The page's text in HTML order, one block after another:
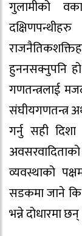
गुलामीको
हुननसक्नुपनि
गणतन्त्रलाई
संघीयगणतन्त्र
गर्नु सही
व्यवस्थाको
सडकमा जाने कि
भन्ने दोधारमा छन्